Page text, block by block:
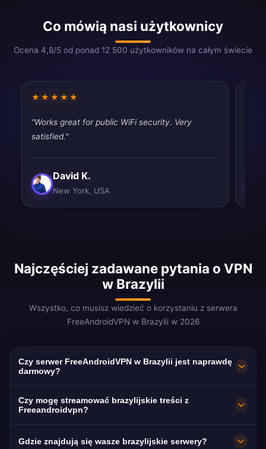
Co mówią nasi użytkownicy
Ocena 4,8/5 od ponad 12 500 użytkowników na całym świecie
★★★★★
"Works great for public WiFi security. Very
satisfied."
David K.
New York, USA
Najczęściej zadawane pytania o VPN
w Brazylii
Wszystko, co musisz wiedzieć o korzystaniu z serwera
FreeAndroidVPN w Brazylii w 2026
Czy serwer FreeAndroidVPN w Brazylii jest naprawdę
darmowy?
Tak! Serwer FreeAndroidVPN w Brazylii jest w
100% darmowy. Zapewniamy nieograniczony
VPN w São Paulo, Rio de Janeiro, Brasília,
Czy mogę streamować brazylijskie treści z
Freeandroidvpn?
Gdzie znajdują się wasze brazylijskie serwery?